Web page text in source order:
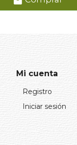
Mi cuenta
Registro
Iniciar sesión